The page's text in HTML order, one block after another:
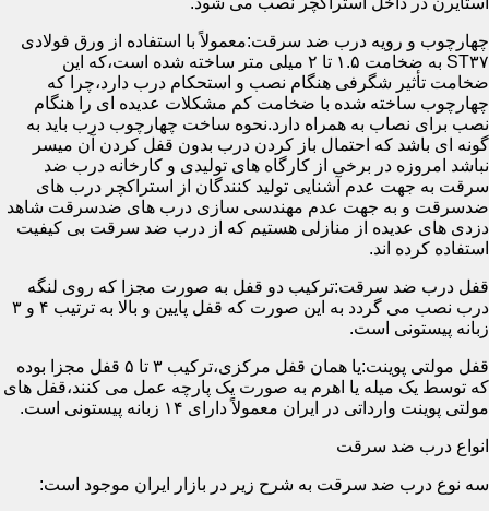
چهارچوب و رویه درب ضد سرقت:معمولاً با استفاده از ورق فولادی
ST۳۷ به ضخامت ۱.۵ تا ۲ میلی متر ساخته شده است،که این
ضخامت تأثیر شگرفی هنگام نصب و استحکام درب دارد،چرا که
چهارچوب ساخته شده با ضخامت کم مشکلات عدیده ای را هنگام
نصب برای نصاب به همراه دارد.نحوه ساخت چهارچوب درب باید به
گونه ای باشد که احتمال باز کردن درب بدون قفل کردن آن میسر
نباشد امروزه در برخی از کارگاه های تولیدی و کارخانه درب ضد
سرقت به جهت عدم آشنایی تولید کنندگان از استراکچر درب های
ضدسرقت و به جهت عدم مهندسی سازی درب های ضدسرقت شاهد
دزدی های عدیده از منازلی هستیم که از درب ضد سرقت بی کیفیت
استفاده کرده اند.
قفل درب ضد سرقت:ترکیب دو قفل به صورت مجزا که روی لنگه
درب نصب می گردد به این صورت که قفل پایین و بالا به ترتیب ۴ و ۳
زبانه پیستونی است.
قفل مولتی پوینت:یا همان قفل مرکزی،ترکیب ۳ تا ۵ قفل مجزا بوده
که توسط یک میله یا اهرم به صورت یک پارچه عمل می کنند،قفل های
مولتی پوینت وارداتی در ایران معمولاً دارای ۱۴ زبانه پیستونی است.
انواع درب ضد سرقت
سه نوع درب ضد سرقت به شرح زیر در بازار ایران موجود است: